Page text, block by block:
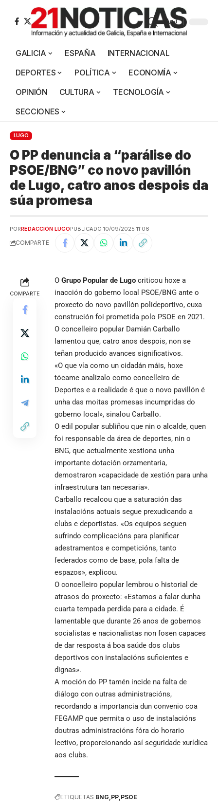
Aa
GALICIA ESPAÑA
INTERNACIONAL
DEPORTES
POLÍTICA
ECONOMÍA
OPINIÓN
CULTURA
TECNOLOGÍA
SECCIONES
LUGO
O PP denuncia a “parálise do
PSOE/BNG” co novo pavillón
de Lugo, catro anos despois da
súa promesa
PORREDACCIÓN LUGOPUBLICADO 10/09/2025 11:06
COMPARTE
COMPARTE
O Grupo Popular de Lugo criticou hoxe a
inacción do goberno local PSOE/BNG ante o
proxecto do novo pavillón polideportivo, cuxa
construción foi prometida polo PSOE en 2021.
O concelleiro popular Damián Carballo
lamentou que, catro anos despois, non se
teñan producido avances significativos.
«O que vía como un cidadán máis, hoxe
tócame analizalo como concelleiro de
Deportes e a realidade é que o novo pavillón é
unha das moitas promesas incumpridas do
goberno local», sinalou Carballo.
O edil popular subliñou que nin o alcalde, quen
foi responsable da área de deportes, nin o
BNG, que actualmente xestiona unha
importante dotación orzamentaria,
demostraron «capacidade de xestión para unha
infraestrutura tan necesaria».
Carballo recalcou que a saturación das
instalacións actuais segue prexudicando a
clubs e deportistas. «Os equipos seguen
sufrindo complicacións para planificar
adestramentos e competicións, tanto
federados como de base, pola falta de
espazos», explicou.
O concelleiro popular lembrou o historial de
atrasos do proxecto: «Estamos a falar dunha
cuarta tempada perdida para a cidade. É
lamentable que durante 26 anos de gobernos
socialistas e nacionalistas non fosen capaces
de dar resposta á boa saúde dos clubs
deportivos con instalacións suficientes e
dignas».
A moción do PP tamén incide na falta de
diálogo con outras administracións,
recordando a importancia dun convenio coa
FEGAMP que permita o uso de instalacións
doutras administracións fóra do horario
lectivo, proporcionando así seguridade xurídica
aos clubs.
ETIQUETAS BNG PP PSOE